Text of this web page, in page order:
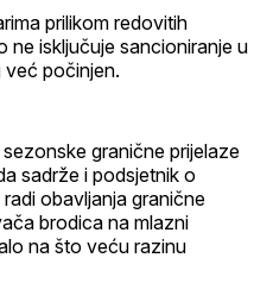
prilikom redovitih
ne isključuje sancioniranje u
već počinjen.
granične prijelaze
sadrže i podsjetnik o
obavljanja granične
brodica na mlazni
na što veću razinu